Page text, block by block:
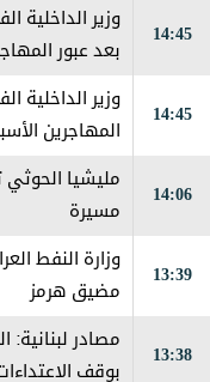
14:45
بعد عبور
14:45
المهاجرين
14:06
مليشيا
مسيرة
13:39
وزارة النفط
مضيق هرمز
13:38
مصادر
بوقف